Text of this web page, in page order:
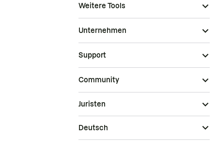
Weitere Tools
Unternehmen
Support
Community
Juristen
Deutsch